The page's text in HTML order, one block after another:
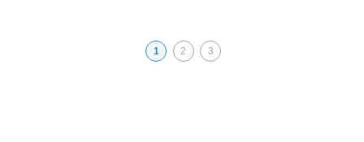
1(aktuální)
2 3